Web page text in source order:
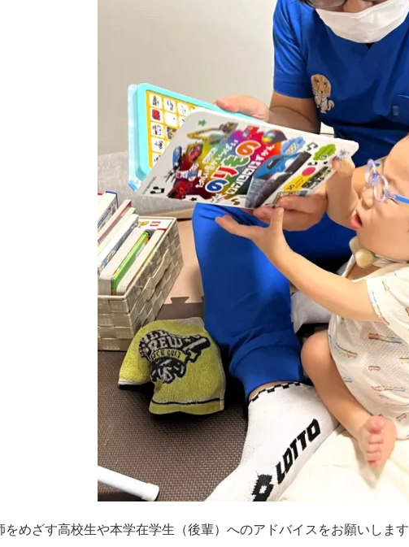
をめざす高校生や本学在学生（後輩）へのアドバイスをお願いします